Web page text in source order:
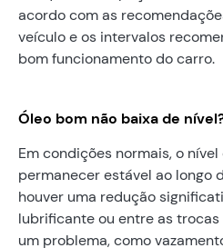
acordo com as
veículo e os intervalos
bom funcionamento do carro.
Óleo bom não baixa de
Em condições normais, o
permanecer estável ao longo
houver uma redução
lubrificante ou entre as
um problema, como